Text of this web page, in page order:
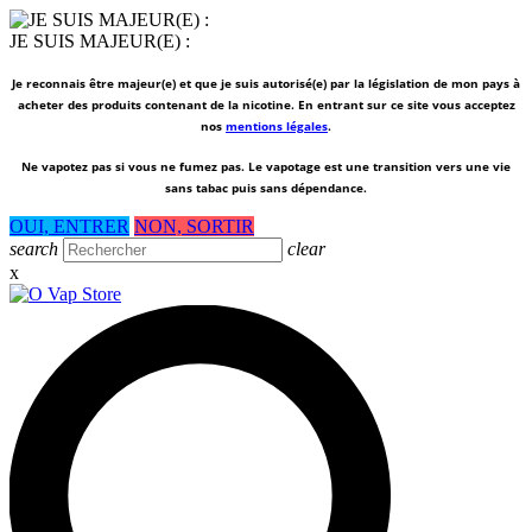
JE SUIS MAJEUR(E) :
Je reconnais être majeur(e) et que je suis autorisé(e) par la législation de mon pays à
acheter des produits contenant de la nicotine. En entrant sur ce site vous acceptez
nos mentions légales.
Ne vapotez pas si vous ne fumez pas. Le vapotage est une transition vers une vie
sans tabac puis sans dépendance.
OUI, ENTRER NON, SORTIR
search
clear
x